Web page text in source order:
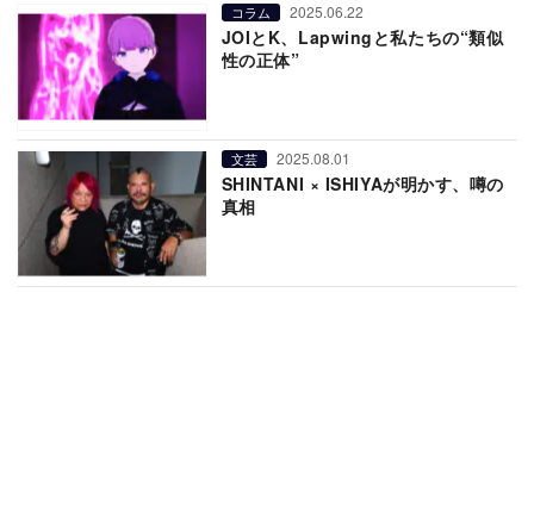
コラム 2025.06.22
JOIとK、Lapwingと私たちの“類似
性の正体”
文芸 2025.08.01
SHINTANI × ISHIYAが明かす、噂の
真相